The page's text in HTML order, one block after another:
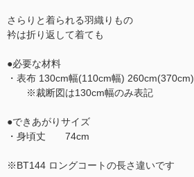
さらりと着られる羽織りもの
衿は折り返して着ても
●必要な材料
・表布 130cm幅(110cm幅) 260cm(370cm)
※裁断図は130cm幅のみ表記
●できあがりサイズ
・身頃丈 74cm
※BT144 ロングコートの長さ違いです